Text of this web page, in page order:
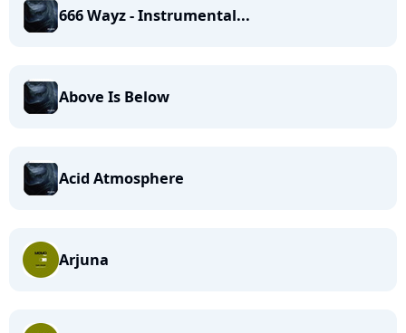
666 Wayz - Instrumental...
Above Is Below
Acid Atmosphere
Arjuna